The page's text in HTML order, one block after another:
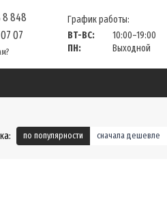
8 848
07
График работы:
ВТ-ВС:
10:00–19:00
ПН:
Выходной
по популярности сначала дешевле